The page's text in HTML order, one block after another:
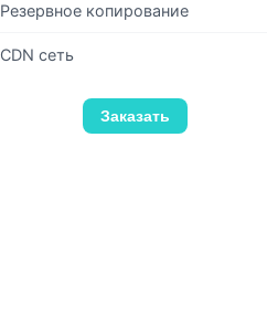
Резервное копирование
CDN сеть
Заказать